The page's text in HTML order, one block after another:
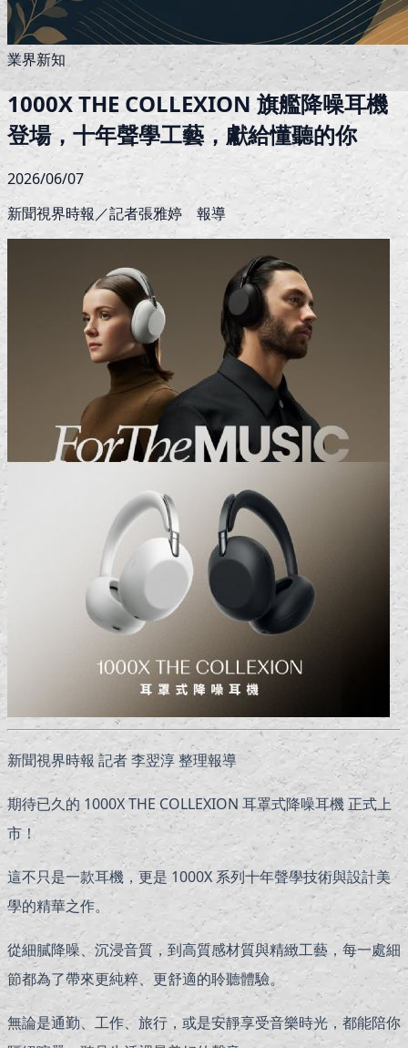
業界新知
1000X THE COLLEXION 旗艦降噪耳機
登場，十年聲學工藝，獻給懂聽的你
2026/06/07
新聞視界時報／記者張雅婷 報導
新聞視界時報 記者 李翌淳 整理報導
期待已久的 1000X THE COLLEXION 耳罩式降噪耳機 正式上
市！
這不只是一款耳機，更是 1000X 系列十年聲學技術與設計美
學的精華之作。
從細膩降噪、沉浸音質，到高質感材質與精緻工藝，每一處細
節都為了帶來更純粹、更舒適的聆聽體驗。
無論是通勤、工作、旅行，或是安靜享受音樂時光，都能陪你